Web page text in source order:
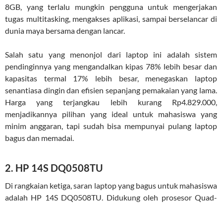
8GB, yang terlalu mungkin pengguna untuk mengerjakan
tugas multitasking, mengakses aplikasi, sampai berselancar di
dunia maya bersama dengan lancar.
Salah satu yang menonjol dari laptop ini adalah sistem
pendinginnya yang mengandalkan kipas 78% lebih besar dan
kapasitas termal 17% lebih besar, menegaskan laptop
senantiasa dingin dan efisien sepanjang pemakaian yang lama.
Harga yang terjangkau lebih kurang Rp4.829.000,
menjadikannya pilihan yang ideal untuk mahasiswa yang
minim anggaran, tapi sudah bisa mempunyai pulang laptop
bagus dan memadai.
2. HP 14S DQ0508TU
Di rangkaian ketiga, saran laptop yang bagus untuk mahasiswa
adalah HP 14S DQ0508TU. Didukung oleh prosesor Quad-